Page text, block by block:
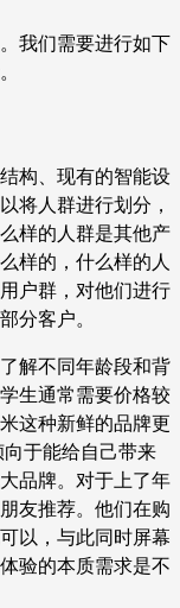
我们需要进行如下
构、现有的智能设
将人群进行划分，
样的人群是其他产
样的，什么样的人
户群，对他们进行
分客户。
解不同年龄段和背
生通常需要价格较
这种新鲜的品牌更
于能给自己带来
品牌。对于上了年
友推荐。他们在购
以，与此同时屏幕
验的本质需求是不